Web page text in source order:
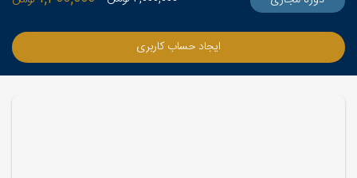
ایجاد حساب کاربری